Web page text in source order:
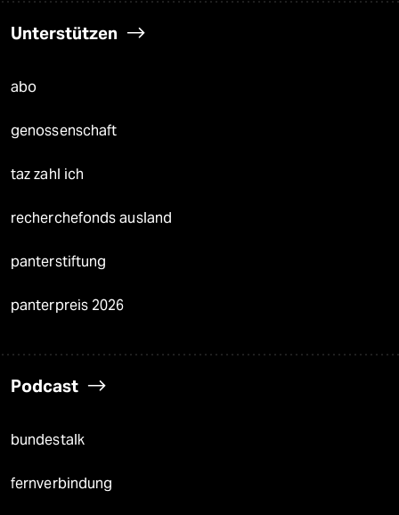
Unterstützen
abo
genossenschaft
taz zahl ich
recherchefonds ausland
panterstiftung
panterpreis 2026
Podcast
bundestalk
fernverbindung